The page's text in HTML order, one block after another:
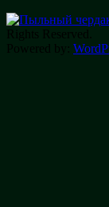
Rights Reserved.
Powered by: